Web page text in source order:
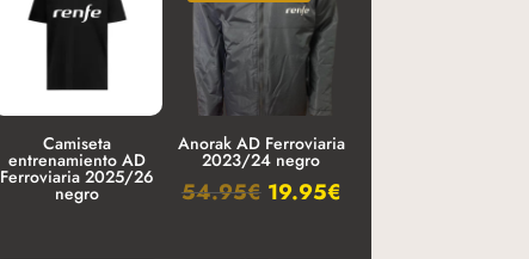
Camiseta
entrenamiento AD
Ferroviaria 2025/26
negro
Anorak AD Ferroviaria
2023/24 negro
54.95€ 19.95€